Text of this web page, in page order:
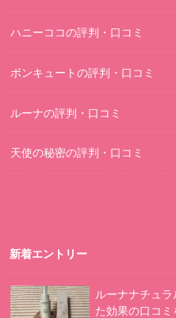
ハニーココの評判・口コミ
ボンキュートの評判・口コミ
ルーナの評判・口コミ
天使の秘密の評判・口コミ
新着エントリー
ルーナナチュ
た効果の口コミ